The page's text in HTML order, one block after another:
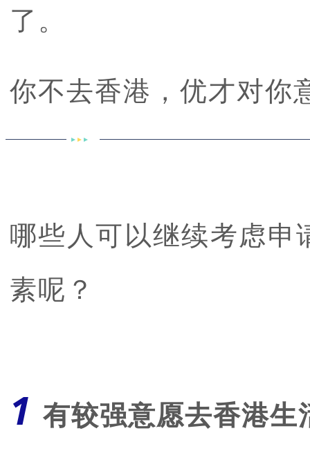
了。
你不去香港，优才对你
哪些人可以继续考虑
素呢？
1 有较强意愿去香港